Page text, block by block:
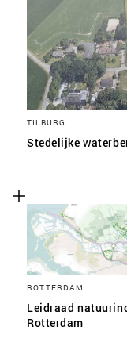
TILBURG
Stedelijke
ROTTERDAM
Leidraad
Rotterdam